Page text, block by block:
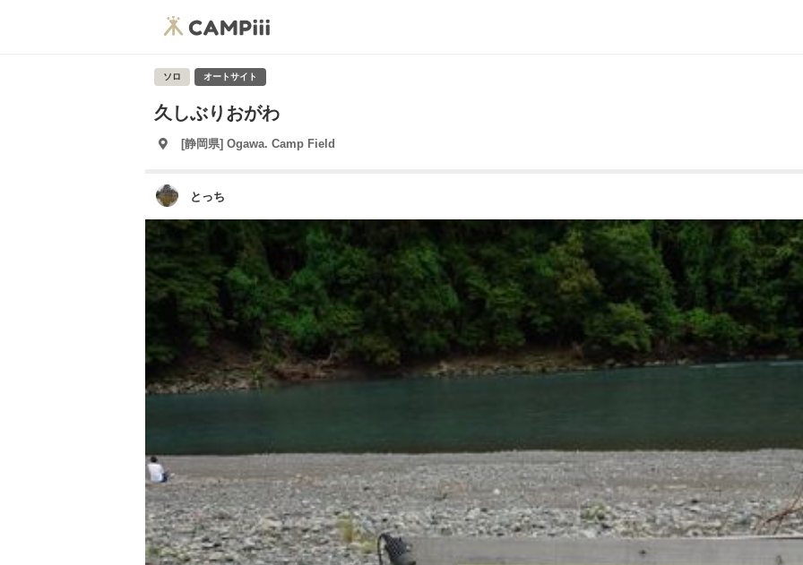
ソロ オートサイト
久しぶりおがわ
[静岡県] Ogawa. Camp Field
とっち